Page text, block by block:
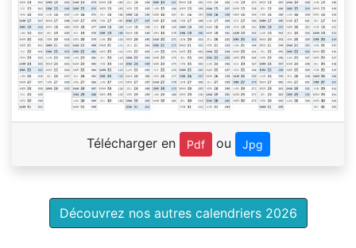
Télécharger en Pdf ou Jpg
Découvrez nos autres calendriers 2026